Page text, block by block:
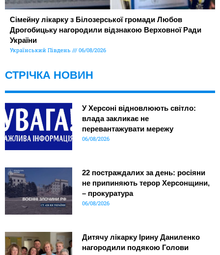
Сімейну лікарку з Білозерської громади Любов
Дрогобицьку нагородили відзнакою Верховної Ради
України
Український Південь 06/08/2026
СТРІЧКА НОВИН
У Херсоні відновлюють світло:
влада закликає не
перевантажувати мережу
06/08/2026
22 постраждалих за день: росіяни
не припиняють терор Херсонщини,
– прокуратура
06/08/2026
Дитячу лікарку Ірину Даниленко
нагородили подякою Голови